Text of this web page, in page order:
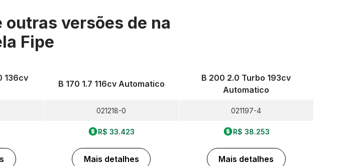
outras versões de na
Fipe
136cv
B 170 1.7 116cv Automatico
021218-0
R$ 33.423
Mais detalhes
B 200 2.0 Turbo 193cv
Automatico
021197-4
R$ 38.253
Mais detalhes